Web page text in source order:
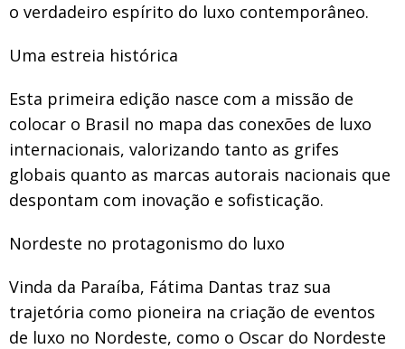
o verdadeiro espírito do luxo contemporâneo.
Uma estreia histórica
Esta primeira edição nasce com a missão de
colocar o Brasil no mapa das conexões de luxo
internacionais, valorizando tanto as grifes
globais quanto as marcas autorais nacionais que
despontam com inovação e sofisticação.
Nordeste no protagonismo do luxo
Vinda da Paraíba, Fátima Dantas traz sua
trajetória como pioneira na criação de eventos
de luxo no Nordeste, como o Oscar do Nordeste